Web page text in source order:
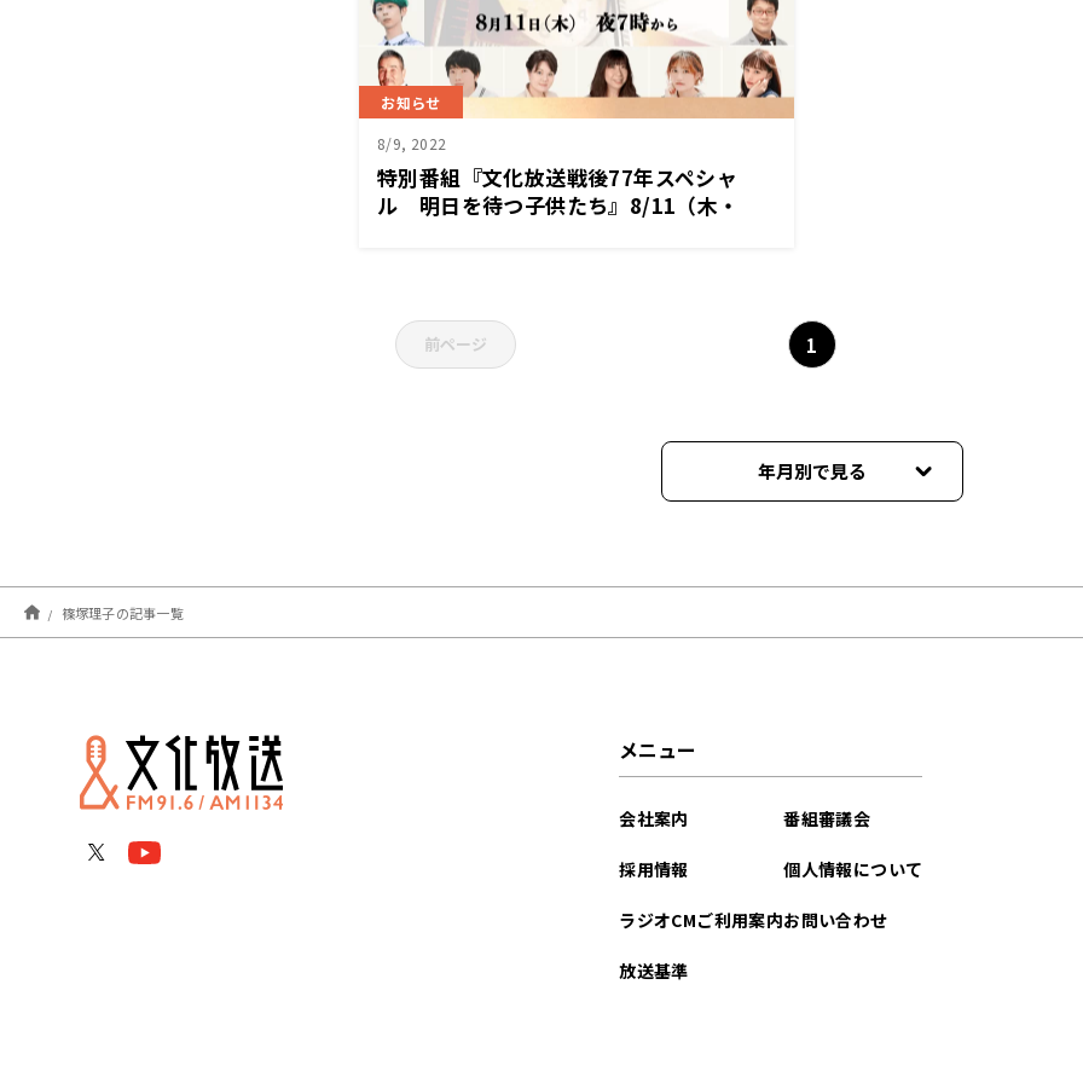
お知らせ
8/9, 2022
特別番組『文化放送戦後77年スペシャ
ル 明日を待つ子供たち』8/11（木・
前ページ 1
年月別で見る
篠塚理子の記事一覧
メニュー
会社案内
採用情報
ラジオCMご利用案内
放送基準
番組審議会
個人情報について
お問い合わせ